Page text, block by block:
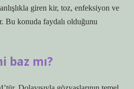
giren kir, toz, enfeksiyon ve
Bu konuda faydalı olduğunu
baz mı?